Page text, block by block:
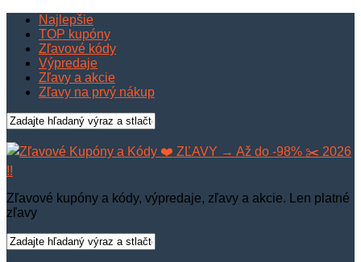
Najlepšie
TOP kupóny
Zľavové kódy
Výpredaje
Zľavy a akcie
Zľavy na prvý nákup
Zľavové kupóny a kódy, výpredaje, zľavy a akcie. Len platné
zľavy